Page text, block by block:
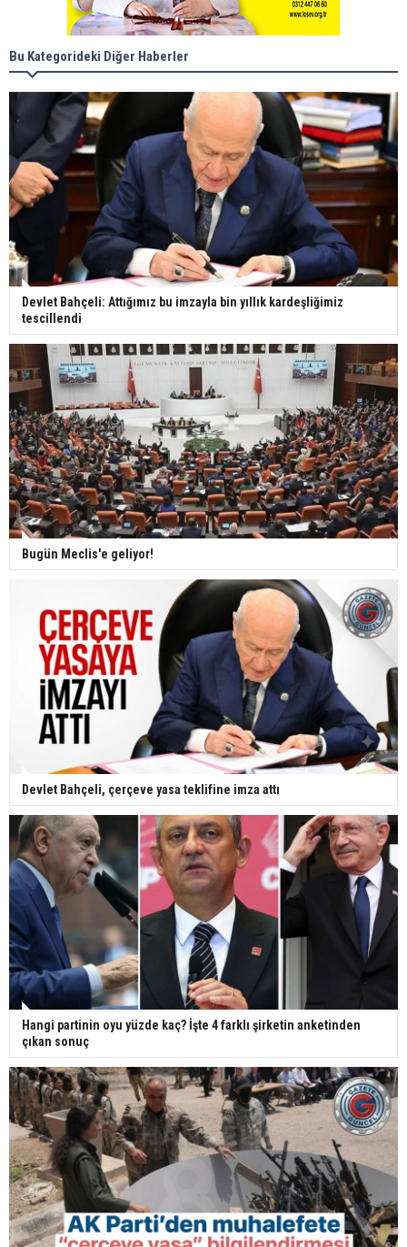
Bu Kategorideki Diğer Haberler
Devlet Bahçeli: Attığımız bu imzayla bin yıllık kardeşliğimiz
tescillendi
Bugün Meclis'e geliyor!
Devlet Bahçeli, çerçeve yasa teklifine imza attı
Hangi partinin oyu yüzde kaç? İşte 4 farklı şirketin anketinden
çıkan sonuç